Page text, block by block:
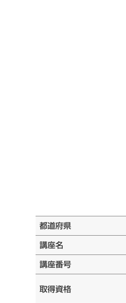
都道府県
講座名
講座番号
取得資格